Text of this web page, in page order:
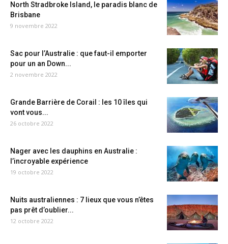
North Stradbroke Island, le paradis blanc de
Brisbane
9 novembre 2022
Sac pour l’Australie : que faut-il emporter
pour un an Down...
2 novembre 2022
Grande Barrière de Corail : les 10 îles qui
vont vous...
26 octobre 2022
Nager avec les dauphins en Australie :
l’incroyable expérience
19 octobre 2022
Nuits australiennes : 7 lieux que vous n’êtes
pas prêt d’oublier...
12 octobre 2022